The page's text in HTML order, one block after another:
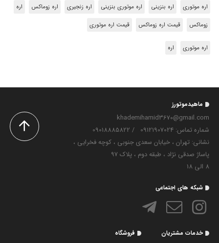
اره موتوری اره بنزینی اره موتوری بنزینی اره زنجیری اره زوماکس اره
زوماکس قیمت اره زوماکس قیمت اره موتوری
اره موتوری اره
ماهیدموتورز
khademihamid3670@gmail.com
شماره تماس‌: 09121907024
/
09018885822
نشانی: تهران ، خیابان سعدی جنوبی ، کوچه فخرایی ،
پاساژ صدقی نژاد ، طبقه دوم ، پلاک 97
8 الی 18
شبکه های اجتماعی
خدمات مشتریان فروشگاه